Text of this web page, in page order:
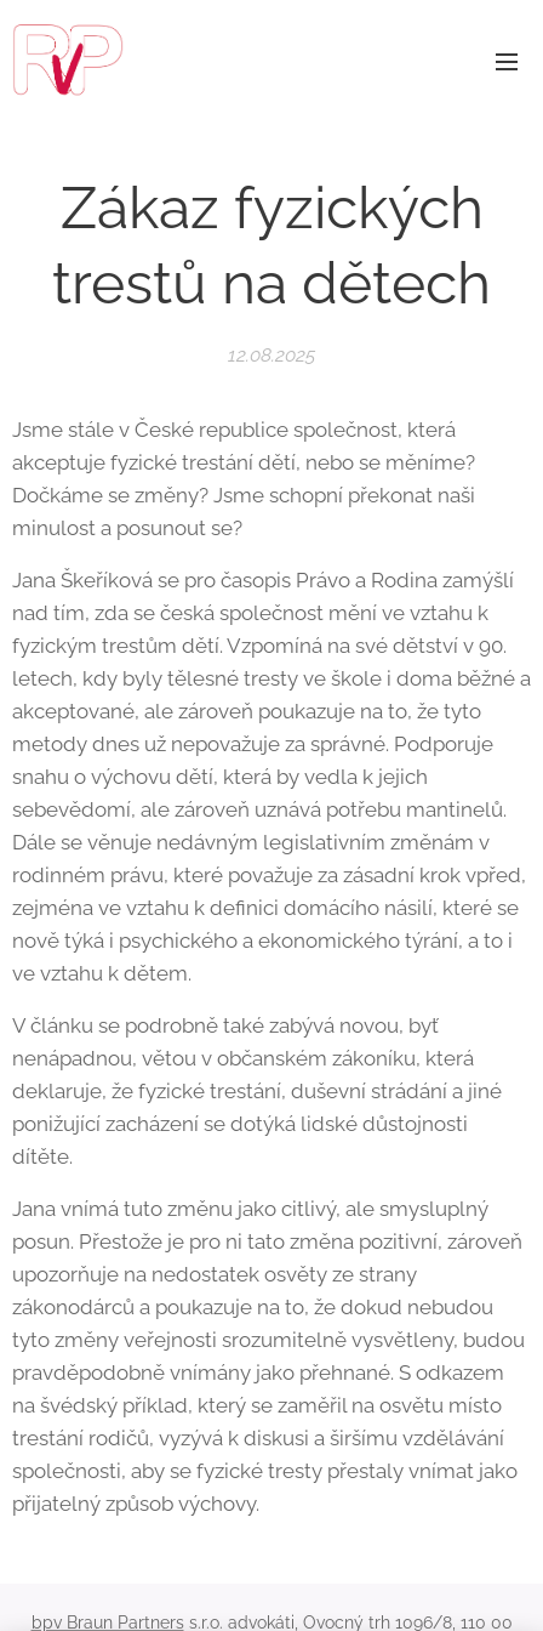
Zákaz fyzických
trestů na dětech
12.08.2025
Jsme stále v České republice společnost, která
akceptuje fyzické trestání dětí, nebo se měníme?
Dočkáme se změny? Jsme schopní překonat naši
minulost a posunout se?
Jana Škeříková se pro časopis Právo a Rodina zamýšlí
nad tím, zda se česká společnost mění ve vztahu k
fyzickým trestům dětí. Vzpomíná na své dětství v 90.
letech, kdy byly tělesné tresty ve škole i doma běžné a
akceptované, ale zároveň poukazuje na to, že tyto
metody dnes už nepovažuje za správné. Podporuje
snahu o výchovu dětí, která by vedla k jejich
sebevědomí, ale zároveň uznává potřebu mantinelů.
Dále se věnuje nedávným legislativním změnám v
rodinném právu, které považuje za zásadní krok vpřed,
zejména ve vztahu k definici domácího násilí, které se
nově týká i psychického a ekonomického týrání, a to i
ve vztahu k dětem.
V článku se podrobně také zabývá novou, byť
nenápadnou, větou v občanském zákoníku, která
deklaruje, že fyzické trestání, duševní strádání a jiné
ponižující zacházení se dotýká lidské důstojnosti
dítěte.
Jana vnímá tuto změnu jako citlivý, ale smysluplný
posun. Přestože je pro ni tato změna pozitivní, zároveň
upozorňuje na nedostatek osvěty ze strany
zákonodárců a poukazuje na to, že dokud nebudou
tyto změny veřejnosti srozumitelně vysvětleny, budou
pravděpodobně vnímány jako přehnané. S odkazem
na švédský příklad, který se zaměřil na osvětu místo
trestání rodičů, vyzývá k diskusi a širšímu vzdělávání
společnosti, aby se fyzické tresty přestaly vnímat jako
přijatelný způsob výchovy.
bpv Braun Partnerss.r.o. advokáti, Ovocný trh 1096/8, 110 00